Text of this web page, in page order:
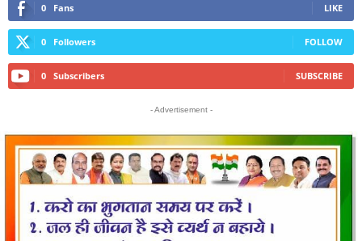
0 Fans LIKE
0 Followers FOLLOW
0 Subscribers SUBSCRIBE
- Advertisement -